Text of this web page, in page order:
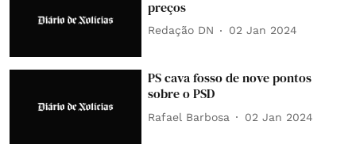
preços
Redação DN 02 Jan 2024
PS cava fosso de nove pontos
sobre o PSD
Rafael Barbosa 02 Jan 2024